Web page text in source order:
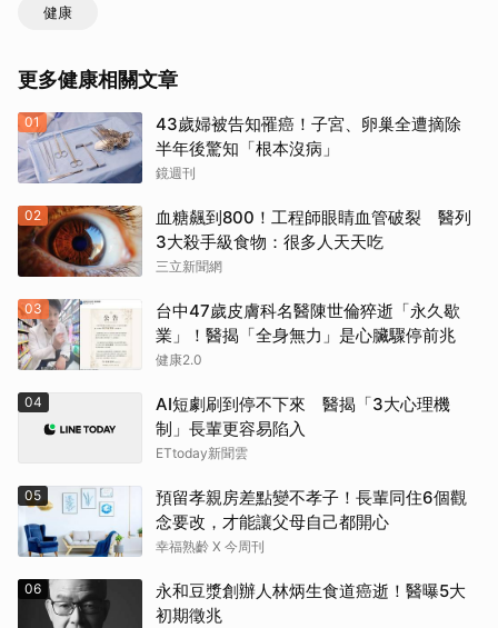
健康
更多健康相關文章
01
43歲婦被告知罹癌！子宮、卵巢全遭摘除
半年後驚知「根本沒病」
鏡週刊
02
血糖飆到800！工程師眼睛血管破裂 醫列
3大殺手級食物：很多人天天吃
三立新聞網
03
台中47歲皮膚科名醫陳世倫猝逝「永久歇
業」！醫揭「全身無力」是心臟驟停前兆
健康2.0
04
AI短劇刷到停不下來 醫揭「3大心理機
制」長輩更容易陷入
ETtoday新聞雲
05
預留孝親房差點變不孝子！長輩同住6個觀
念要改，才能讓父母自己都開心
幸福熟齡 X 今周刊
06
永和豆漿創辦人林炳生食道癌逝！醫曝5大
初期徵兆